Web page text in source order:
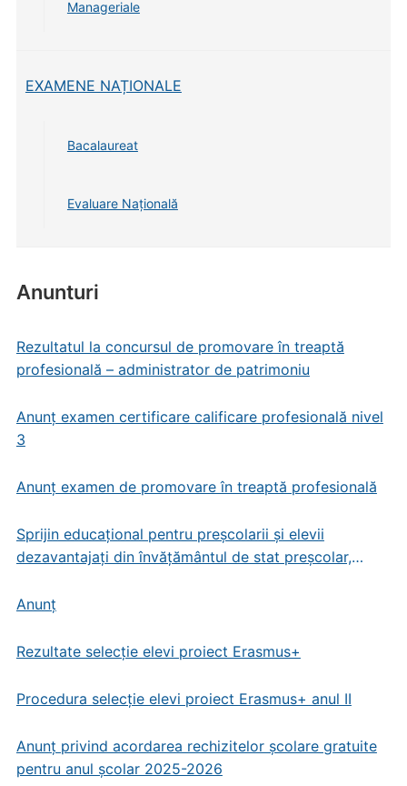
Manageriale
EXAMENE NAȚIONALE
Bacalaureat
Evaluare Națională
Anunturi
Rezultatul la concursul de promovare în treaptă
profesională – administrator de patrimoniu
Anunț examen certificare calificare profesională nivel
3
Anunț examen de promovare în treaptă profesională
Sprijin educațional pentru preșcolarii și elevii
dezavantajați din învățământul de stat preșcolar,
Anunț
Rezultate selecție elevi proiect Erasmus+
Procedura selecție elevi proiect Erasmus+ anul II
Anunț privind acordarea rechizitelor școlare gratuite
pentru anul școlar 2025-2026